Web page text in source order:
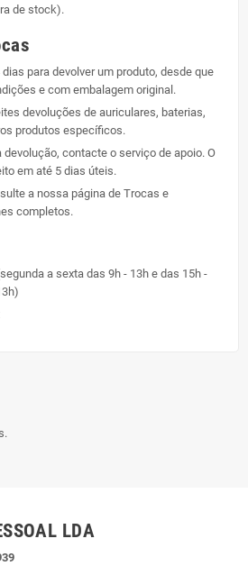
de stock).
para devolver um produto, desde que
e com embalagem original.
devoluções de auriculares, baterias,
produtos específicos.
devolução, contacte o serviço de apoio. O
em até 5 dias úteis.
a nossa página de Trocas e
completos.
a sexta das 9h - 13h e das 15h -
LDA